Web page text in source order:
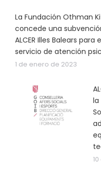
La Fundación Othman
concede una
ALCER Illes Balears para
servicio de atención
1 de enero de 2023
la